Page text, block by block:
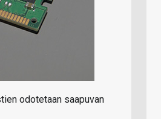
odotetaan saapuvan